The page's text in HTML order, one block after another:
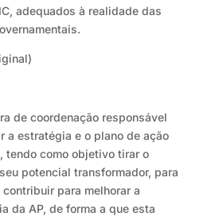
adequados à realidade das
de coordenação responsável
a estratégia e o plano de ação
tendo como objetivo tirar o
potencial transformador, para
para melhorar a
da AP, de forma a que esta